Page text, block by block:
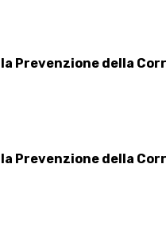
Prevenzione della
Prevenzione della